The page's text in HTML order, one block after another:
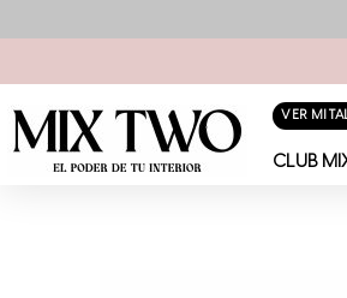
contenido
VER MI
CLUB